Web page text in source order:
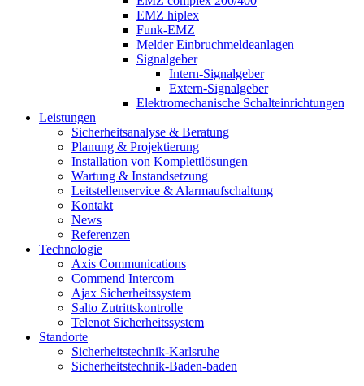
EMZ hiplex
Funk-EMZ
Melder Einbruchmeldeanlagen
Signalgeber
Intern-Signalgeber
Extern-Signalgeber
Elektromechanische Schalteinrichtungen
Leistungen
Sicherheitsanalyse & Beratung
Planung & Projektierung​
Installation von Komplettlösungen
Wartung & Instandsetzung
Leitstellenservice & Alarmaufschaltung
Kontakt
News
Referenzen
Technologie
Axis Communications
Commend Intercom
Ajax Sicherheitssystem​
Salto Zutrittskontrolle
Telenot Sicherheitssystem
Standorte
Sicherheitstechnik-Karlsruhe
Sicherheitstechnik-Baden-baden